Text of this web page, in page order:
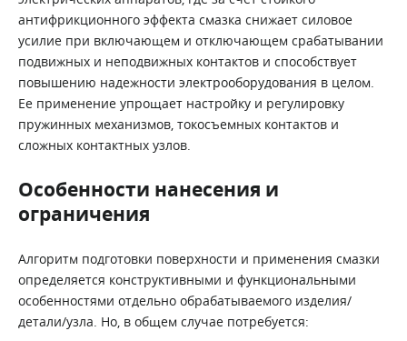
антифрикционного эффекта смазка снижает силовое
усилие при включающем и отключающем срабатывании
подвижных и неподвижных контактов и способствует
повышению надежности электрооборудования в целом.
Ее применение упрощает настройку и регулировку
пружинных механизмов, токосъемных контактов и
сложных контактных узлов.
Особенности нанесения и
ограничения
Алгоритм подготовки поверхности и применения смазки
определяется конструктивными и функциональными
особенностями отдельно обрабатываемого изделия/
детали/узла. Но, в общем случае потребуется: